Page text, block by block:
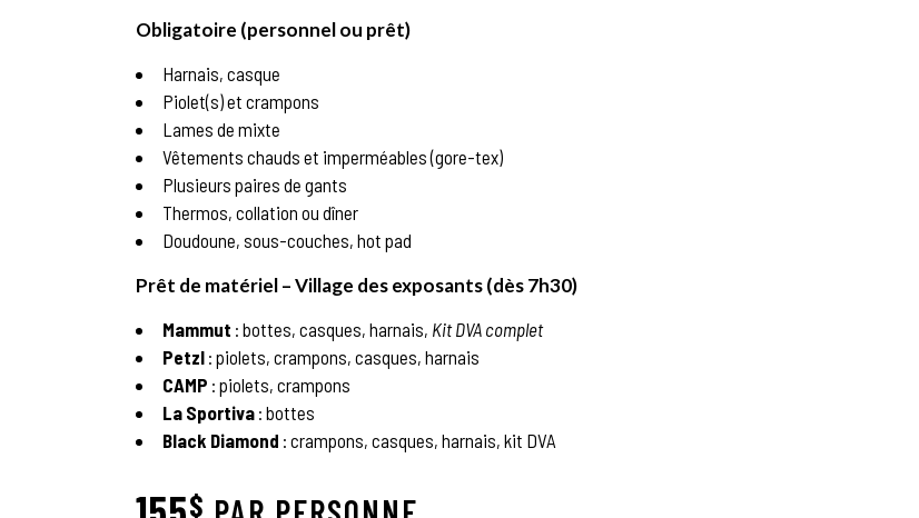
Obligatoire (personnel ou prêt)
Harnais, casque
Piolet(s) et crampons
Lames de mixte
Vêtements chauds et imperméables (gore-tex)
Plusieurs paires de gants
Thermos, collation ou dîner
Doudoune, sous-couches, hot pad
Prêt de matériel – Village des exposants (dès 7h30)
Mammut : bottes, casques, harnais, Kit DVA complet
Petzl : piolets, crampons, casques, harnais
CAMP : piolets, crampons
La Sportiva : bottes
Black Diamond : crampons, casques, harnais, kit DVA
$